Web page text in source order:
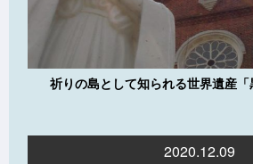
祈りの島として知られる世界遺産
2020.12.09